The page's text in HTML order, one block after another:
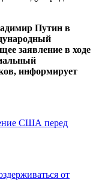
Путин в
заявление в ходе
информирует
США перед
от